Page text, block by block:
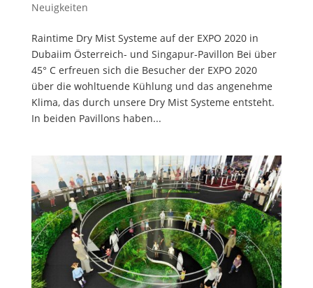
Neuigkeiten
Raintime Dry Mist Systeme auf der EXPO 2020 in
Dubaiim Österreich- und Singapur-Pavillon Bei über
45° C erfreuen sich die Besucher der EXPO 2020
über die wohltuende Kühlung und das angenehme
Klima, das durch unsere Dry Mist Systeme entsteht.
In beiden Pavillons haben...